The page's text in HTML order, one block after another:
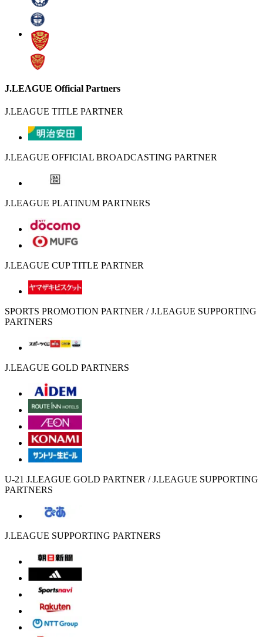
J.LEAGUE Official Partners
J.LEAGUE TITLE PARTNER
J.LEAGUE OFFICIAL BROADCASTING PARTNER
J.LEAGUE PLATINUM PARTNERS
J.LEAGUE CUP TITLE PARTNER
SPORTS PROMOTION PARTNER / J.LEAGUE SUPPORTING
PARTNERS
J.LEAGUE GOLD PARTNERS
U-21 J.LEAGUE GOLD PARTNER / J.LEAGUE SUPPORTING
PARTNERS
J.LEAGUE SUPPORTING PARTNERS